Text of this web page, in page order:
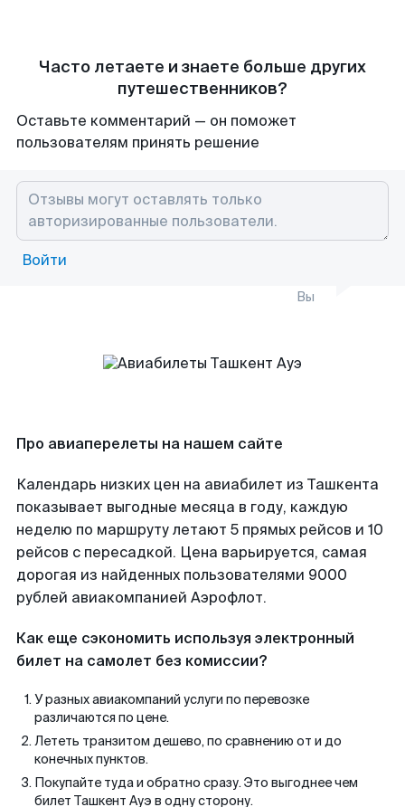
Часто летаете и знаете больше других
путешественников?
Оставьте комментарий — он поможет
пользователям принять решение
Войти
Вы
Про авиаперелеты на нашем сайте
Календарь низких цен на авиабилет из Ташкента
показывает выгодные месяца в году, каждую
неделю по маршруту летают 5 прямых рейсов и 10
рейсов с пересадкой. Цена варьируется, самая
дорогая из найденных пользователями 9000
рублей авиакомпанией Аэрофлот.
Как еще сэкономить используя электронный
билет на самолет без комиссии?
У разных авиакомпаний услуги по перевозке
различаются по цене.
Лететь транзитом дешево, по сравнению от и до
конечных пунктов.
Покупайте туда и обратно сразу. Это выгоднее чем
билет Ташкент Ауэ в одну сторону.